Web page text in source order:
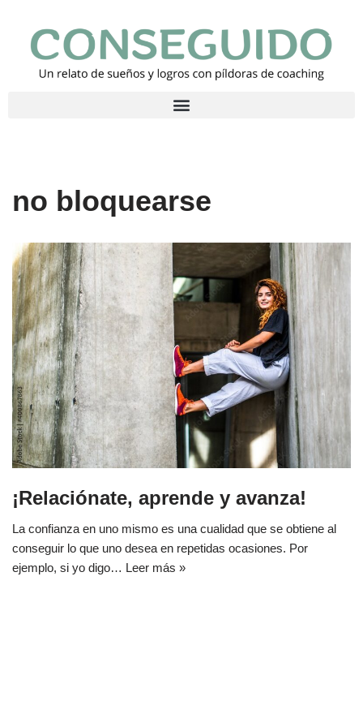
Saltar
contenido
no bloquearse
¡Relaciónate, aprende y avanza!
La confianza en uno mismo es una cualidad que se obtiene al
conseguir lo que uno desea en repetidas ocasiones. Por
ejemplo, si yo digo… Leer más »